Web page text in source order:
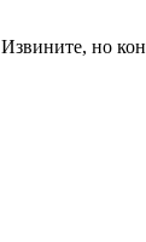
Извините, но